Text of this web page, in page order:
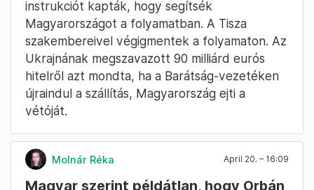
Molnár Zoltán April 20. – 16:10
Magyar Péter az ukrajnai hitelről
beszélt
hangulat a bizottsági tárgyaláson. Persze
alapvetően jó és konstruktív volt, és azt az
instrukciót kapták, hogy segítsék